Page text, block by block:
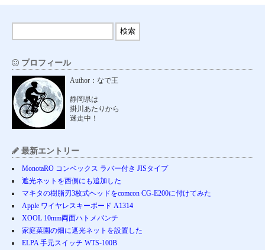
プロフィール
Author：なで王
静岡県は
掛川あたりから
迷走中！
最新エントリー
MonotaRO コンベックス ラバー付き JISタイプ
遮光ネットを西側にも追加した
マキタの樹脂刃3枚式ヘッドをcomcon CG-E200に付けてみた
Apple ワイヤレスキーボード A1314
XOOL 10mm両面ハトメパンチ
家庭菜園の畑に遮光ネットを設置した
ELPA 手元スイッチ WTS-100B